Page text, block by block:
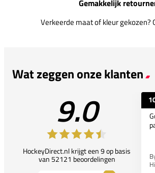
Gemakkelijk
Verkeerde maat of kleur gekozen?
Wat zeggen onze klanten
9.0
HockeyDirect.nl krijgt een 9 op basis
van 52121 beoordelingen